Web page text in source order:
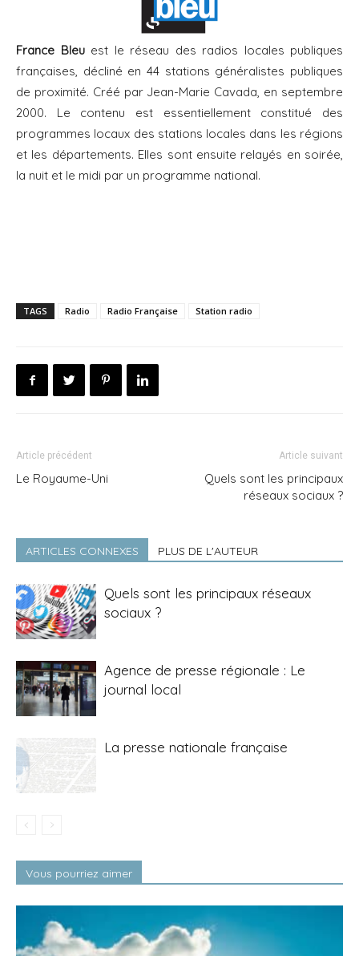
France Bleuest le réseau des radios locales publiques
françaises, décliné en 44 stations généralistes publiques
de proximité. Créé par Jean-Marie Cavada, en septembre
2000. Le contenu est essentiellement constitué des
programmes locaux des stations locales dans les régions
et les départements. Elles sont ensuite relayés en soirée,
la nuit et le midi par un programme national.
TAGS Radio Radio Française Station radio
Article précédent
Le Royaume-Uni
Article suivant
Quels sont les principaux
réseaux sociaux ?
ARTICLES CONNEXES PLUS DE L'AUTEUR
Quels sont les principaux réseaux
sociaux ?
Agence de presse régionale : Le
journal local
La presse nationale française
Vous pourriez aimer